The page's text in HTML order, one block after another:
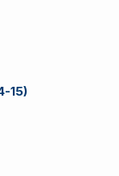
15)